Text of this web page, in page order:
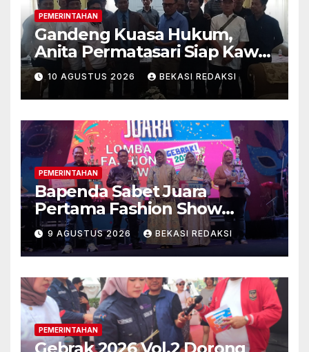
PEMERINTAHAN
Gandeng Kuasa Hukum,
Anita Permatasari Siap Kawal
Pilkades Kalijaya Bebas
Kecurangan
10 AGUSTUS 2026 BEKASI REDAKSI
PEMERINTAHAN
Bapenda Sabet Juara
Pertama Fashion Show
Gebrak 2026 Vol.2
9 AGUSTUS 2026 BEKASI REDAKSI
PEMERINTAHAN